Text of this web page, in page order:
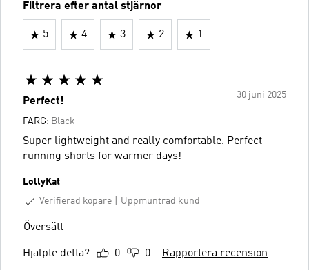
Filtrera efter antal stjärnor
5 4 3 2 1
30 juni 2025
Perfect!
FÄRG: Black
Super lightweight and really comfortable. Perfect
running shorts for warmer days!
LollyKat
Verifierad köpare
Uppmuntrad kund
Översätt
Hjälpte detta? 0 0 Rapportera recension